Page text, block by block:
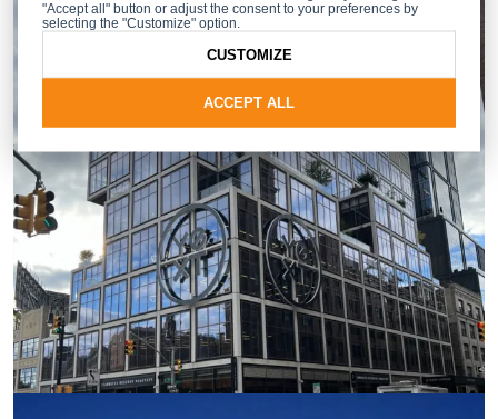
"Accept all" button or adjust the consent to your preferences by
selecting the "Customize" option.
ACCEPT ALL
CUSTOMIZE